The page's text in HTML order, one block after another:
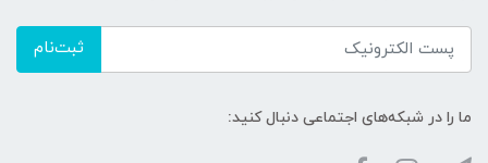
ثبت‌نام
ما را در شبکه‌های اجتماعی دنبال کنید: